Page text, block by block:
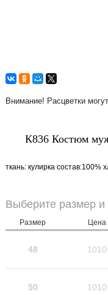
Внимание! Расцветки
К836 Костюм
ткань: кулирка состав:100%
Выберите размер и
Размер Цена
48 1010
50 1010